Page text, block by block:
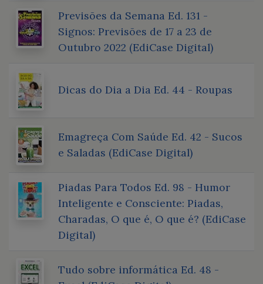
Previsões da Semana Ed. 131 -
Signos: Previsões de 17 a 23 de
Outubro 2022 (EdiCase Digital)
Dicas do Dia a Dia Ed. 44 - Roupas
Emagreça Com Saúde Ed. 42 - Sucos
e Saladas (EdiCase Digital)
Piadas Para Todos Ed. 98 - Humor
Inteligente e Consciente: Piadas,
Charadas, O que é, O que é? (EdiCase
Digital)
Tudo sobre informática Ed. 48 -